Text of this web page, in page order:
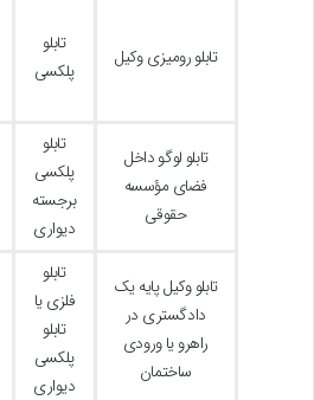
تابلو رومیزی وکیل
تابلو
پلکسی
تابلو لوگو داخل
فضای مؤسسه
حقوقی
تابلو
پلکسی
برجسته
دیواری
تابلو وکیل پایه یک
دادگستری در
راهرو یا ورودی
ساختمان
تابلو
فلزی یا
تابلو
پلکسی
دیواری